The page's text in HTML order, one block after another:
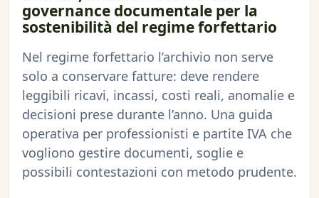
governance documentale per la
sostenibilità del regime forfettario
Nel regime forfettario l’archivio non serve
solo a conservare fatture: deve rendere
leggibili ricavi, incassi, costi reali, anomalie e
decisioni prese durante l’anno. Una guida
operativa per professionisti e partite IVA che
vogliono gestire documenti, soglie e
possibili contestazioni con metodo prudente.